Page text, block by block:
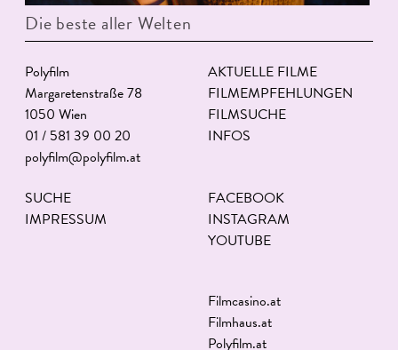
Die beste aller Welten
Polyfilm
Margaretenstraße 78
1050 Wien
01 / 581 39 00 20
polyfilm@polyfilm.at
AKTUELLE FILME
FILMEMPFEHLUNGEN
FILMSUCHE
INFOS
SUCHE
IMPRESSUM
FACEBOOK
INSTAGRAM
YOUTUBE
Filmcasino.at
Filmhaus.at
Polyfilm.at